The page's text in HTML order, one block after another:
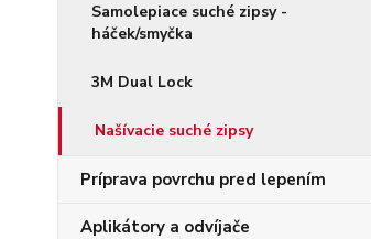
Samolepiace suché zipsy -
háček/smyčka
3M Dual Lock
Našívacie suché zipsy
Príprava povrchu pred lepením
Aplikátory a odvíjače